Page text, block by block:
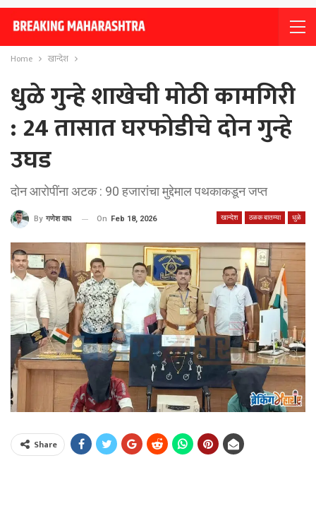
Home खान्देश
धुळे गुन्हे शाखेची मोठी कामगिरी
: 24 तासात घरफोडीचे दोन गुन्हे
उघड
दोन आरोपींना अटक : 90 हजारांचा मुद्देमाल पथकाकडून जप्त
खान्देश ठळक बातम्या धुळे
By गणेश वाघ On Feb 18, 2026
Share